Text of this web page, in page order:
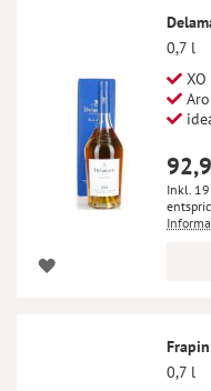
0,7 l
Inkl.
0,7 l